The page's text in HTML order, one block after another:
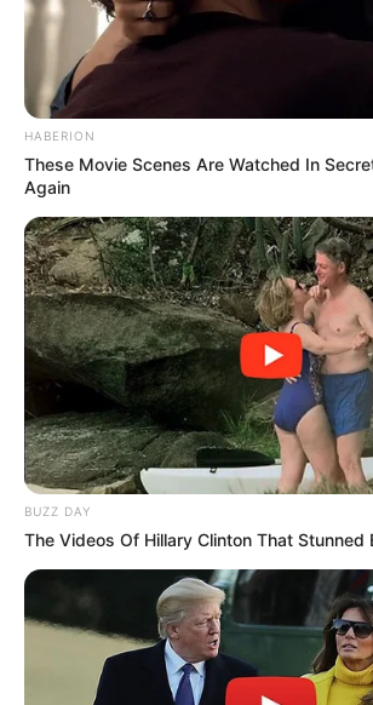
HABERION
These Movie Scenes Are Watched In
Again
BUZZ DAY
The Videos Of Hillary Clinton That Stunned